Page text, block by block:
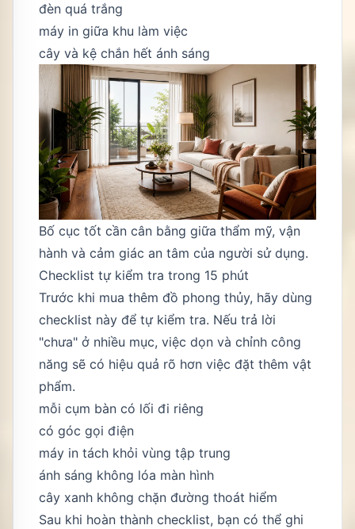
đèn quá trắng
máy in giữa khu làm việc
cây và kệ chắn hết ánh sáng
Bố cục tốt cần cân bằng giữa thẩm mỹ, vận
hành và cảm giác an tâm của người sử dụng.
Checklist tự kiểm tra trong 15 phút
Trước khi mua thêm đồ phong thủy, hãy dùng
checklist này để tự kiểm tra. Nếu trả lời
"chưa" ở nhiều mục, việc dọn và chỉnh công
năng sẽ có hiệu quả rõ hơn việc đặt thêm vật
phẩm.
mỗi cụm bàn có lối đi riêng
có góc gọi điện
máy in tách khỏi vùng tập trung
ánh sáng không lóa màn hình
cây xanh không chặn đường thoát hiểm
Sau khi hoàn thành checklist, bạn có thể ghi